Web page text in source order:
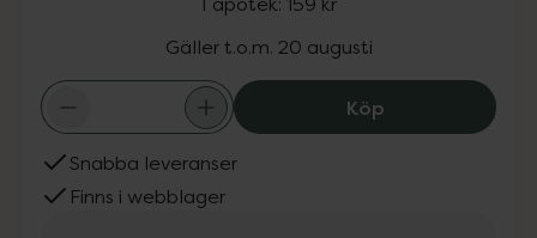
Gäller t.o.m. 20 augusti
KöpIsaDora The
Snabba leveranser
Finns i webblager